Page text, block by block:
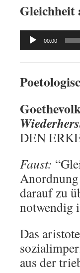
Gleichheit
Audio
00:00
DEN
Faust:
darauf zu
notwendig
Das
aus der